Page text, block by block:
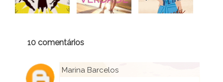
10 comentários
Marina Barcelos